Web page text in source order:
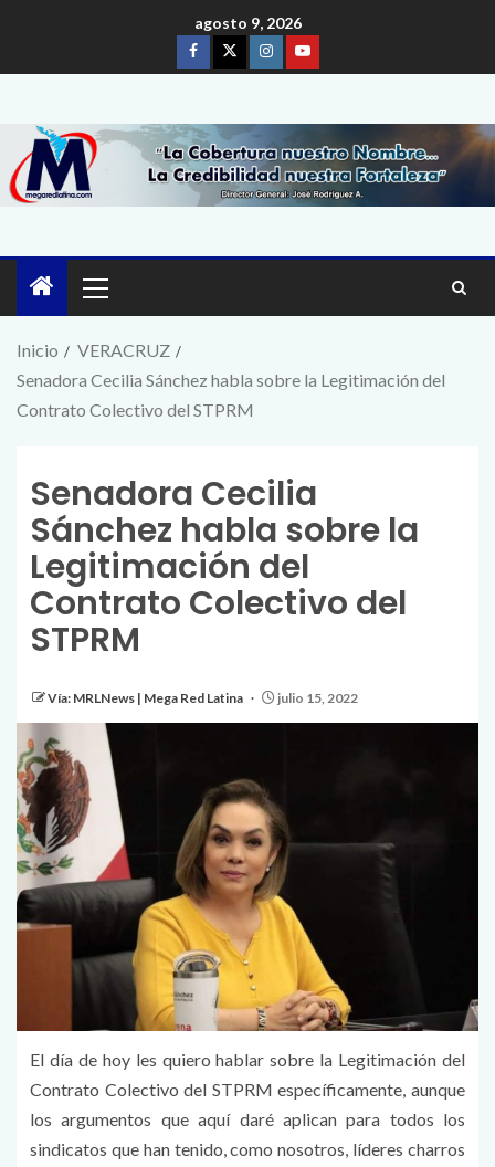
agosto 9, 2026
Inicio
VERACRUZ
Senadora Cecilia Sánchez habla sobre la Legitimación del
Contrato Colectivo del STPRM
Senadora Cecilia
Sánchez habla sobre la
Legitimación del
Contrato Colectivo del
STPRM
Vía: MRLNews | Mega Red Latina julio 15, 2022
El día de hoy les quiero hablar sobre la Legitimación del
Contrato Colectivo del STPRM específicamente, aunque
los argumentos que aquí daré aplican para todos los
sindicatos que han tenido, como nosotros, líderes charros